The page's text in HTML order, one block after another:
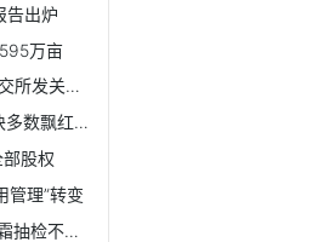
告出炉
万亩
关注函
概念全线爆发
股权
管理”转变
不合格